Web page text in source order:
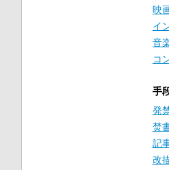
映
イ
音
コ
手
発
焚
記
改